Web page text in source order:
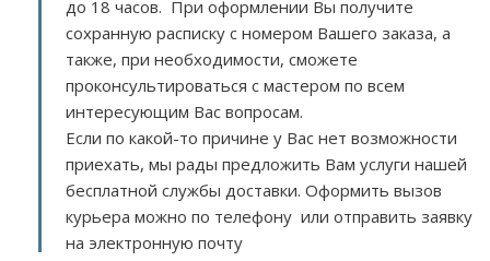
до 18 часов. При оформлении Вы получите
сохранную расписку с номером Вашего заказа, а
также, при необходимости, сможете
проконсультироваться с мастером по всем
интересующим Вас вопросам.
Если по какой-то причине у Вас нет возможности
приехать, мы рады предложить Вам услуги нашей
бесплатной службы доставки. Оформить вызов
курьера можно по телефону или отправить заявку
на электронную почту